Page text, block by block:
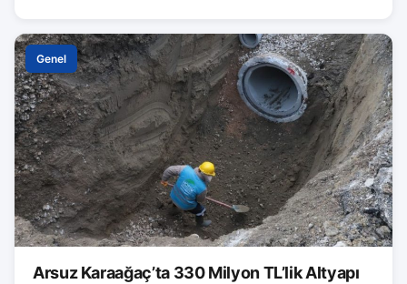
Genel
Arsuz Karaağaç’ta 330 Milyon TL’lik Altyapı